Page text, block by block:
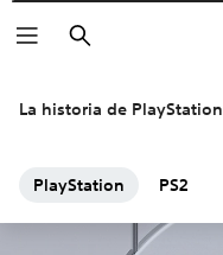
Buscar
La historia de PlayStation
PlayStation PS2